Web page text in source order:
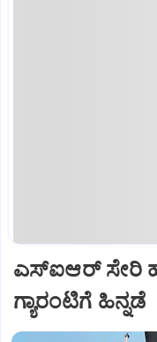
ಎಸ್‌ಐಆರ್‌ ಸೇರಿ
ಗ್ಯಾರಂಟಿಗೆ ಹಿನ್ನಡೆ